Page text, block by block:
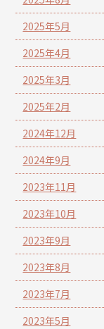
2025年5月
2025年4月
2025年3月
2025年2月
2024年12月
2024年9月
2023年11月
2023年10月
2023年9月
2023年8月
2023年7月
2023年5月